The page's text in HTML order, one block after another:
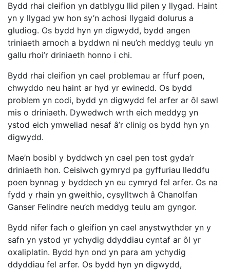
Bydd rhai cleifion yn datblygu llid pilen y llygad. Haint
yn y llygad yw hon sy’n achosi llygaid dolurus a
gludiog. Os bydd hyn yn digwydd, bydd angen
triniaeth arnoch a byddwn ni neu’ch meddyg teulu yn
gallu rhoi’r driniaeth honno i chi.
Bydd rhai cleifion yn cael problemau ar ffurf poen,
chwyddo neu haint ar hyd yr ewinedd. Os bydd
problem yn codi, bydd yn digwydd fel arfer ar ôl sawl
mis o driniaeth. Dywedwch wrth eich meddyg yn
ystod eich ymweliad nesaf â’r clinig os bydd hyn yn
digwydd.
Mae’n bosibl y byddwch yn cael pen tost gyda’r
driniaeth hon. Ceisiwch gymryd pa gyffuriau lleddfu
poen bynnag y byddech yn eu cymryd fel arfer. Os na
fydd y rhain yn gweithio, cysylltwch â Chanolfan
Ganser Felindre neu’ch meddyg teulu am gyngor.
Bydd nifer fach o gleifion yn cael anystwythder yn y
safn yn ystod yr ychydig ddyddiau cyntaf ar ôl yr
oxaliplatin. Bydd hyn ond yn para am ychydig
ddyddiau fel arfer. Os bydd hyn yn digwydd,